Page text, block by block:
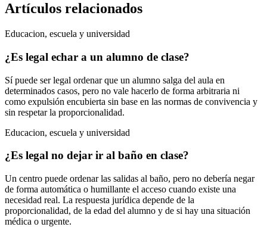
Artículos relacionados
Educacion, escuela y universidad
¿Es legal echar a un alumno de clase?
Sí puede ser legal ordenar que un alumno salga del aula en
determinados casos, pero no vale hacerlo de forma arbitraria ni
como expulsión encubierta sin base en las normas de convivencia y
sin respetar la proporcionalidad.
Educacion, escuela y universidad
¿Es legal no dejar ir al baño en clase?
Un centro puede ordenar las salidas al baño, pero no debería negar
de forma automática o humillante el acceso cuando existe una
necesidad real. La respuesta jurídica depende de la
proporcionalidad, de la edad del alumno y de si hay una situación
médica o urgente.